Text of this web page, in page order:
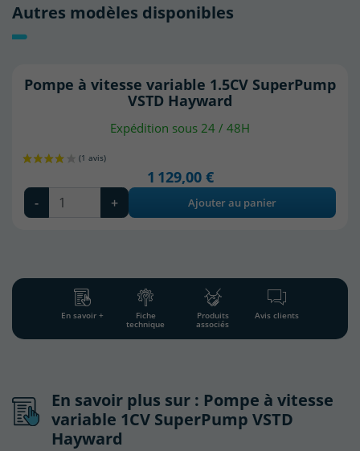
Autres modèles disponibles
Pompe à vitesse variable 1.5CV SuperPump
VSTD Hayward
Expédition sous 24 / 48H
1 129,00 €
- + Ajouter au panier
En savoir + Fiche
technique
Produits
associés
Avis clients
En savoir plus sur : Pompe à vitesse
variable 1CV SuperPump VSTD
Hayward